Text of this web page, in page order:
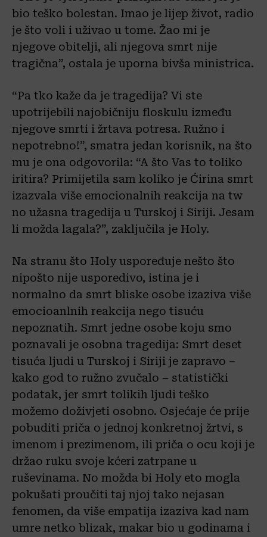
bio teško bolestan. Imao je lijep život, radio
je što voli i uživao u tome. Žao mi je
njegove obitelji, ali njegova smrt nije
tragična”, ostala je uporna bivša ministrica.
“Pa tko kaže da je tragedija? Vi ste
upotrijebili najobičniju floskulu između
njegove smrti i žrtava potresa. Ružno i
nepotrebno!”, smatra jedan korisnik, na što
mu je ona odgovorila: “A što Vas to toliko
iritira? Primijetila sam koliko je Ćirina smrt
izazvala više emocionalnih reakcija na tw
no užasna tragedija u Turskoj i Siriji. Jesam
li možda lagala?”, zaključila je Holy.
Na stranu što Holy uspoređuje nešto što
nipošto nije usporedivo, istina je i
normalno da smrt bliske osobe izaziva više
emocioanlnih reakcija nego tisuću
nepoznatih. Smrt jedne osobe koju smo
poznavali je osobna tragedija: Smrt deset
tisuća ljudi u Turskoj i Siriji je zapravo –
kako god to ružno zvučalo – statistički
podatak, jer smrt tolikih ljudi teško
možemo doživjeti osobno. Osjećaje će prije
pobuditi priča o jednoj konkretnoj žrtvi, s
imenom i prezimenom, ili priča o ocu koji je
držao ruku svoje kćeri zatrpane u
ruševinama. No možda bi Holy eto mogla
pokušati proučiti taj njoj tako nejasan
fenomen, da više empatija izaziva kad nam
umre netko blizak, makar bio u godinama i